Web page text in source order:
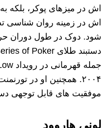
اش در میزهای پوکر، بلکه
اش در زمینه روان‌ شناسی
شود. دوک در طول دوران
۲۰۰۴. همچنین او در
موفقیت‌ های قابل توجهی
لونی هاروود